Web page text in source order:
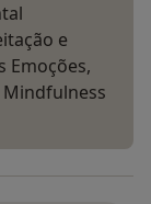
e
Emoções,
Mindfulness